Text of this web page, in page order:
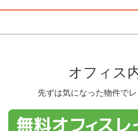
オフィス
先ずは気になった物件で